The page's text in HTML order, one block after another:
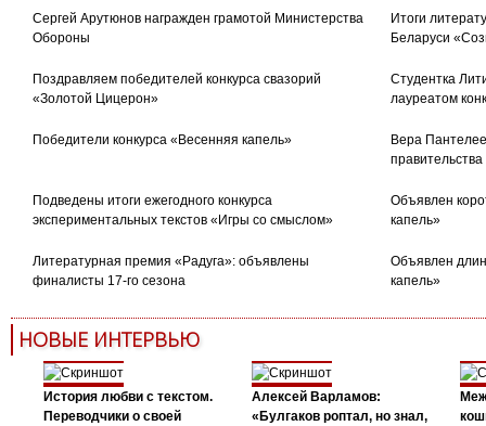
Сергей Арутюнов награжден грамотой Министерства
Обороны
Итоги
Беларуси
Поздравляем победителей конкурса свазорий
«Золотой Цицерон»
Студентка
лауреатом
Победители конкурса «Весенняя капель»
Вера
Подведены итоги ежегодного конкурса
экспериментальных текстов «Игры со смыслом»
Объявлен
капель»
Литературная премия «Радуга»: объявлены
финалисты 17-го сезона
Объявлен
капель»
НОВЫЕ ИНТЕРВЬЮ
История любви с текстом.
Переводчики о своей
Алексей Варламов:
«Булгаков роптал, но знал,